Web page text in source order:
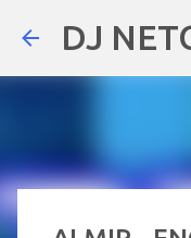
DJ